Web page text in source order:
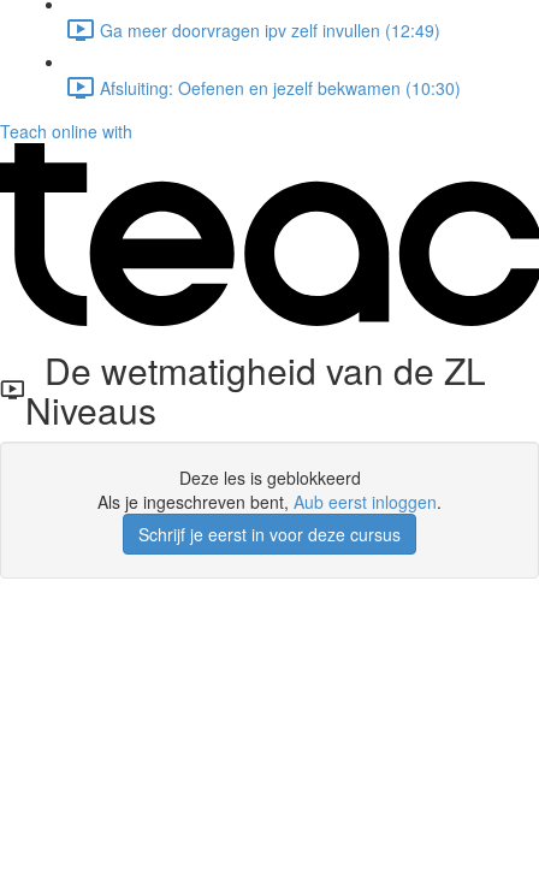
Ga meer doorvragen ipv zelf invullen (12:49)
Afsluiting: Oefenen en jezelf bekwamen (10:30)
Teach online with
De wetmatigheid van de ZL
Niveaus
Deze les is geblokkeerd
Als je ingeschreven bent, Aub eerst inloggen.
Schrijf je eerst in voor deze cursus